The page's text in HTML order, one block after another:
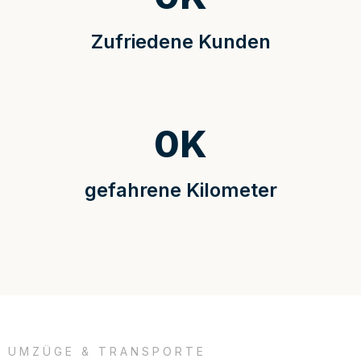
Zufriedene Kunden
gefahrene Kilometer
0K
UMZÜGE & TRANSPORTE